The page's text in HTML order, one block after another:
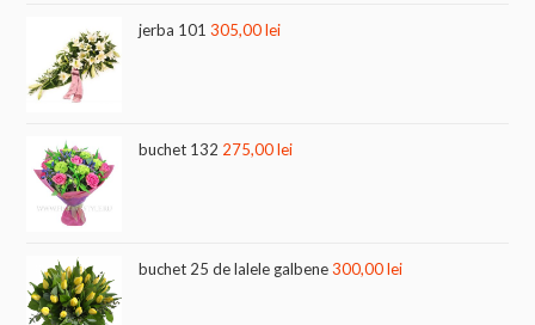
jerba 101 305,00lei
buchet 132 275,00lei
buchet 25 de lalele galbene 300,00lei